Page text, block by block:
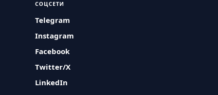
СОЦСЕТИ
Telegram
Instagram
Facebook
Twitter/X
LinkedIn